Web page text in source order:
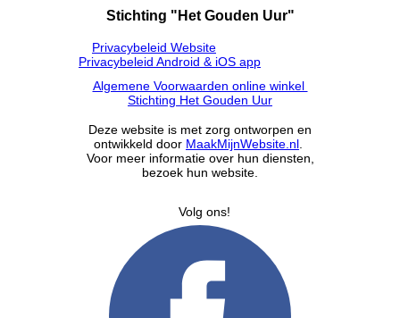
Stichting "Het Gouden Uur"
Privacybeleid Website
Privacybeleid Android & iOS app
Algemene Voorwaarden online winkel
Stichting Het Gouden Uur
Deze website is met zorg ontworpen en
ontwikkeld door MaakMijnWebsite.nl
Voor meer informatie over hun diensten,
bezoek hun website.
Volg ons!